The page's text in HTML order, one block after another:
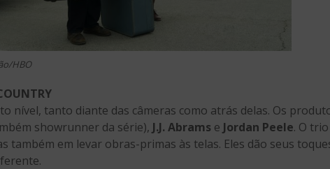
HBO
nível, tanto diante das câmeras como atrás delas. Os
showrunner da série), J.J. Abrams e Jordan Peele. O
também em levar obras-primas às telas. Eles dão seus